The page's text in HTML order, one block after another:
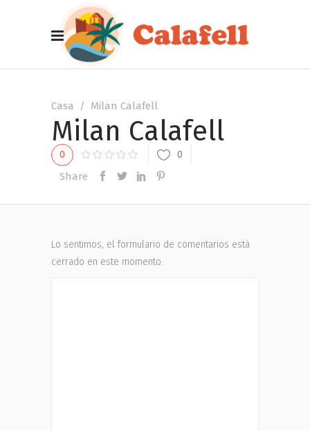
Casa / Milan Calafell
Milan Calafell
0 0
Share
Lo sentimos, el formulario de comentarios está
cerrado en este momento.